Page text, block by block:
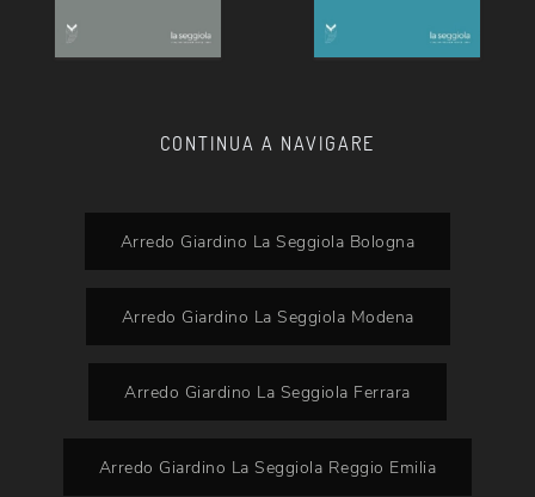
CONTINUA A NAVIGARE
Arredo Giardino La Seggiola Bologna
Arredo Giardino La Seggiola Modena
Arredo Giardino La Seggiola Ferrara
Arredo Giardino La Seggiola Reggio Emilia